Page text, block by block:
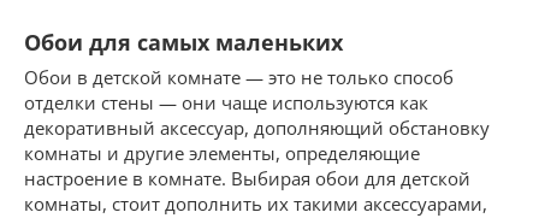
Обои для самых маленьких
Обои в детской комнате — это не только способ
отделки стены — они чаще используются как
декоративный аксессуар, дополняющий обстановку
комнаты и другие элементы, определяющие
настроение в комнате. Выбирая обои для детской
комнаты, стоит дополнить их такими аксессуарами,